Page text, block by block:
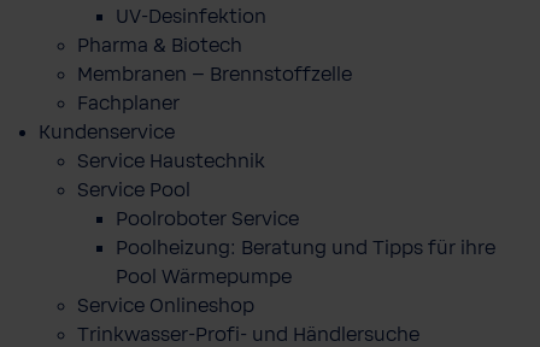
UV-Desinfektion
Pharma & Biotech
Membranen – Brennstoffzelle
Fachplaner
Kundenservice
Service Haustechnik
Service Pool
Poolroboter Service
Poolheizung: Beratung und Tipps für ihre
Pool Wärmepumpe
Service Onlineshop
Trinkwasser-Profi- und Händlersuche